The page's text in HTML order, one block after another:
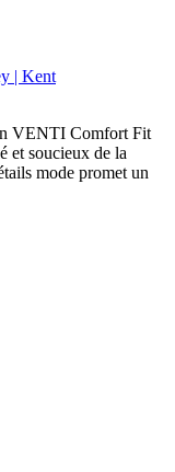
| Kent
VENTI Comfort Fit
et soucieux de la
mode promet un